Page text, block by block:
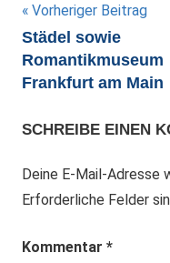
Vorheriger Beitrag
Städel sowie
Romantikmuseum
Frankfurt am Main
SCHREIBE EINEN
Deine E-Mail-
Erforderliche Felder
Kommentar *